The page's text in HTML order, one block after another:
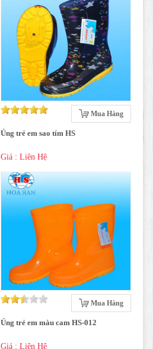
Mua Hàng
Ủng trẻ em sao tím HS
Giá : Liên Hệ
Mua Hàng
Ủng trẻ em màu cam HS-012
Giá : Liên Hệ